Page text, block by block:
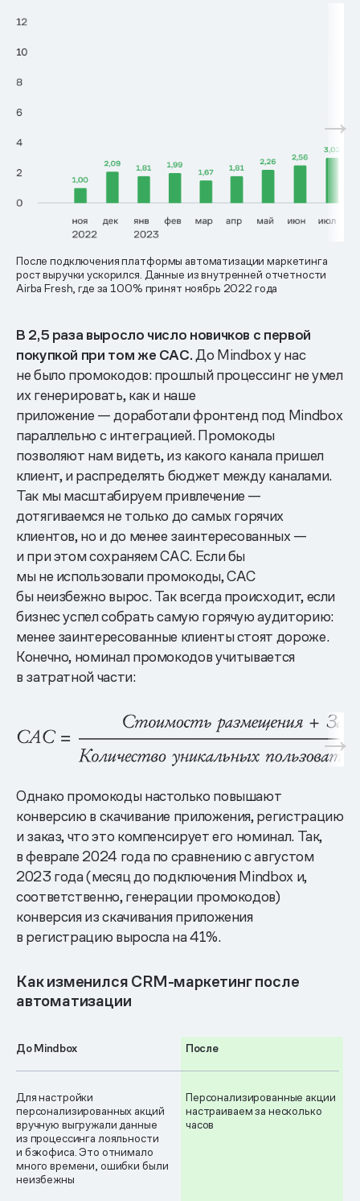
После подключения платформы автоматизации маркетинга
рост выручки ускорился. Данные из внутренней отчетности
Airba Fresh, где за 100% принят ноябрь 2022 года
В 2,5 раза выросло число новичков с первой
покупкой при том же CAC.До Mindbox у нас
не было промокодов: прошлый процессинг не умел
их генерировать, как и наше
приложение — доработали фронтенд под Mindbox
параллельно с интеграцией. Промокоды
позволяют нам видеть, из какого канала пришел
клиент, и распределять бюджет между каналами.
Так мы масштабируем привлечение —
дотягиваемся не только до самых горячих
клиентов, но и до менее заинтересованных —
и при этом сохраняем САС. Если бы
мы не использовали промокоды, CAC
бы неизбежно вырос. Так всегда происходит, если
бизнес успел собрать самую горячую аудиторию:
менее заинтересованные клиенты стоят дороже.
Конечно, номинал промокодов учитывается
в затратной части:
Однако промокоды настолько повышают
конверсию в скачивание приложения, регистрацию
и заказ, что это компенсирует его номинал. Так,
в феврале 2024 года по сравнению с августом
2023 года (месяц до подключения Mindbox и,
соответственно, генерации промокодов)
конверсия из скачивания приложения
в регистрацию выросла на 41%.
Как изменился CRM-маркетинг после
автоматизации
До Mindbox После
Для настройки
персонализированных акций
вручную выгружали данные
из процессинга лояльности
и бэкофиса. Это отнимало
много времени, ошибки были
неизбежны
Персонализированные акции
настраиваем за несколько
часов